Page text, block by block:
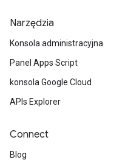
Narzędzia
Konsola administracyjna
Panel Apps Script
konsola Google Cloud
APIs Explorer
Connect
Blog